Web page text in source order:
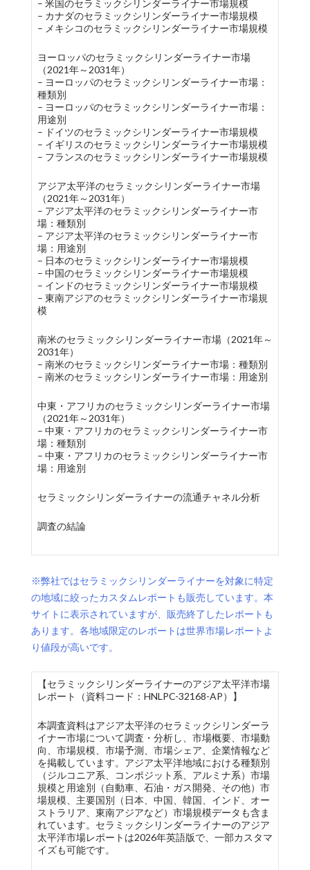
– 米国のセラミックシリンダーライナー市場規模
– カナダのセラミックシリンダーライナー市場規模
– メキシコのセラミックシリンダーライナー市場規模
ヨーロッパのセラミックシリンダーライナー市場
（2021年～2031年）
– ヨーロッパのセラミックシリンダーライナー市場：
種類別
– ヨーロッパのセラミックシリンダーライナー市場：
用途別
– ドイツのセラミックシリンダーライナー市場規模
– イギリスのセラミックシリンダーライナー市場規模
– フランスのセラミックシリンダーライナー市場規模
アジア太平洋のセラミックシリンダーライナー市場
（2021年～2031年）
– アジア太平洋のセラミックシリンダーライナー市
場：種類別
– アジア太平洋のセラミックシリンダーライナー市
場：用途別
– 日本のセラミックシリンダーライナー市場規模
– 中国のセラミックシリンダーライナー市場規模
– インドのセラミックシリンダーライナー市場規模
– 東南アジアのセラミックシリンダーライナー市場規
模
南米のセラミックシリンダーライナー市場（2021年～
2031年）
– 南米のセラミックシリンダーライナー市場：種類別
– 南米のセラミックシリンダーライナー市場：用途別
中東・アフリカのセラミックシリンダーライナー市場
（2021年～2031年）
– 中東・アフリカのセラミックシリンダーライナー市
場：種類別
– 中東・アフリカのセラミックシリンダーライナー市
場：用途別
セラミックシリンダーライナーの流通チャネル分析
調査の結論
※弊社ではセラミックシリンダーライナーを対象に特定
の地域に絞ったカスタムレポートも販売しています。本
サイトに表示されていますが、販売終了したレポートも
あります。各地域限定のレポートは世界市場レポートよ
り値段が高いです。
【セラミックシリンダーライナーのアジア太平洋市場
レポート（資料コード：HNLPC-32168-AP）】
本調査資料はアジア太平洋のセラミックシリンダーラ
イナー市場について調査・分析し、市場概要、市場動
向、市場規模、市場予測、市場シェア、企業情報など
を掲載しています。アジア太平洋地域における種類別
（ジルコニア系、コンポジット系、アルミナ系）市場
規模と用途別（自動車、石油・ガス開発、その他）市
場規模、主要国別（日本、中国、韓国、インド、オー
ストラリア、東南アジアなど）市場規模データも含ま
れています。セラミックシリンダーライナーのアジア
太平洋市場レポートは2026年英語版で、一部カスタマ
イズも可能です。